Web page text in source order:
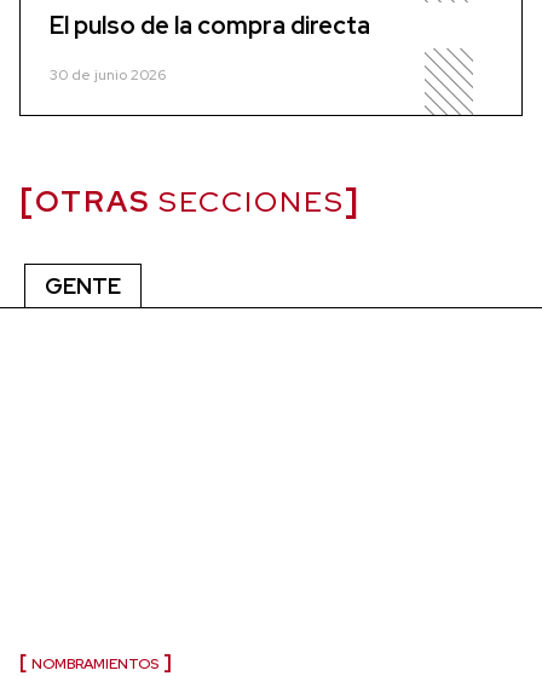
El pulso de la compra directa
30 de junio 2026
OTRAS SECCIONES
GENTE
NOMBRAMIENTOS